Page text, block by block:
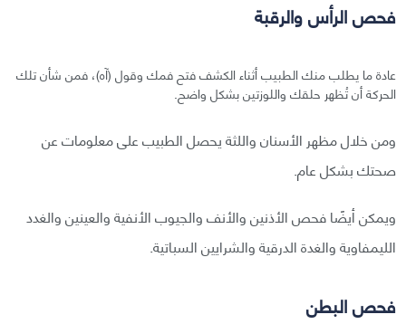
فحص الرأس والرقبة
عادة ما يطلب منك الطبيب أثناء الكشف فتح فمك وقول (آه)، فمن شأن تلك
الحركة أن تُظهر حلقك واللوزتين بشكل واضح.
ومن خلال مظهر الأسنان واللثة يحصل الطبيب على معلومات عن
صحتك بشكل عام.
ويمكن أيضًا فحص الأذنين والأنف والجيوب الأنفية والعينين والغدد
الليمفاوية والغدة الدرقية والشرايين السباتية.
فحص البطن